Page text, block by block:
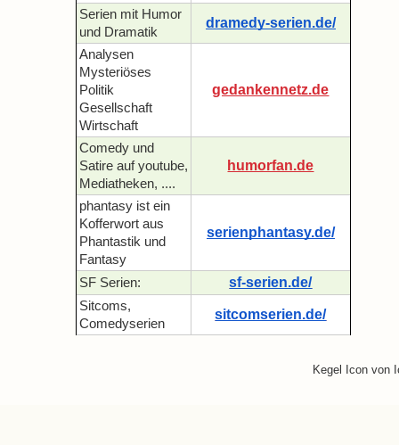
Serien mit Humor
und Dramatik
dramedy-serien.de/
Analysen
Mysteriöses
Politik
Gesellschaft
Wirtschaft
gedankennetz.de
Comedy und
Satire auf youtube,
Mediatheken, ....
humorfan.de
phantasy ist ein
Kofferwort aus
Phantastik und
Fantasy
serienphantasy.de/
SF Serien: sf-serien.de/
Sitcoms,
Comedyserien
sitcomserien.de/
Kegel Icon von